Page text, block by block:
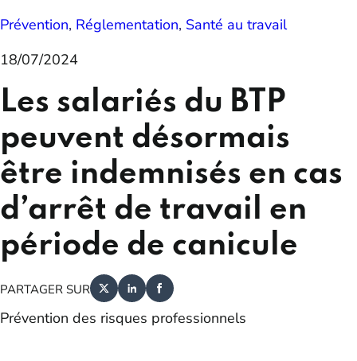
Prévention, Réglementation, Santé au travail
18/07/2024
Les salariés du BTP
peuvent désormais
être indemnisés en cas
d’arrêt de travail en
période de canicule
PARTAGER SUR
Prévention des risques professionnels